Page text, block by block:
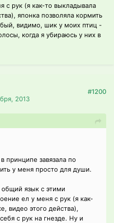
с рук (я как-то выкладывала
японка позволяла кормить
видимо, шик у моих птиц -
когда я убираюсь у них в
2013
#1200
принципе завязала по
у меня просто для души.
общий язык с этими
ел у меня с рук (я как-
видео этого действа),
с рук на гнезде. Ну и